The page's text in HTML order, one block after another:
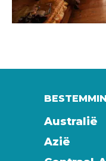
Australië
Azië